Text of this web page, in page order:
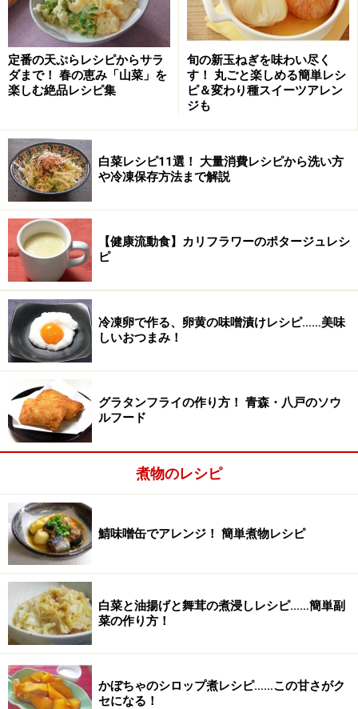
お釜で、レタスと鶏肉の蒸し煮の作り方・
手順
レタスと鶏肉の蒸し煮の作り方
1
胸肉は一口大に切り、調味料を入れる。
胸肉は一口大に削ぎ切りし、ボウルに入れ、調味料を全
部入れて混ぜる。
鶏肉の代わりに豚バラ肉の薄切りを使っても良い。
定番の天ぷらレシピからサラ
ダまで！ 春の恵み「山菜」を
楽しむ絶品レシピ集
旬の新玉ねぎを味わい尽く
す！ 丸ごと楽しめる簡単レシ
ピ＆変わり種スイーツアレン
ジも
白菜レシピ11選！ 大量消費レシピから洗い方
や冷凍保存方法まで解説
【健康流動食】カリフラワーのポタージュレシ
ピ
冷凍卵で作る、卵黄の味噌漬けレシピ……美味
しいおつまみ！
グラタンフライの作り方！ 青森・八戸のソウ
ルフード
煮物のレシピ
鯖味噌缶でアレンジ！ 簡単煮物レシピ
白菜と油揚げと舞茸の煮浸しレシピ……簡単副
菜の作り方！
かぼちゃのシロップ煮レシピ……この甘さがク
セになる！